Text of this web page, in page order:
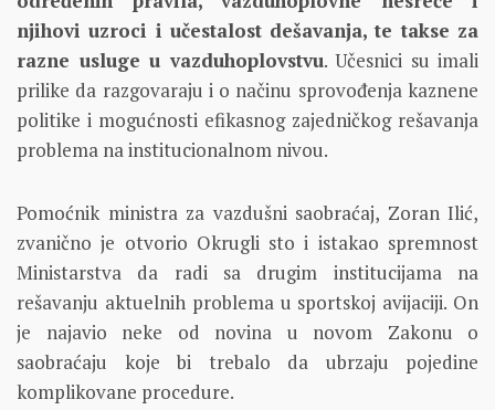
njihovi uzroci i učestalost dešavanja, te takse za
razne usluge u vazduhoplovstvu. Učesnici su imali
prilike da razgovaraju i o načinu sprovođenja kaznene
politike i mogućnosti efikasnog zajedničkog rešavanja
problema na institucionalnom nivou.
Pomoćnik ministra za vazdušni saobraćaj, Zoran Ilić,
zvanično je otvorio Okrugli sto i istakao spremnost
Ministarstva da radi sa drugim institucijama na
rešavanju aktuelnih problema u sportskoj avijaciji. On
je najavio neke od novina u novom Zakonu o
saobraćaju koje bi trebalo da ubrzaju pojedine
komplikovane procedure.